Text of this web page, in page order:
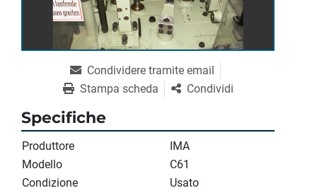
Condividere tramite email
Stampa scheda
Condividi
Specifiche
Produttore
IMA
Modello
C61
Condizione
Usato